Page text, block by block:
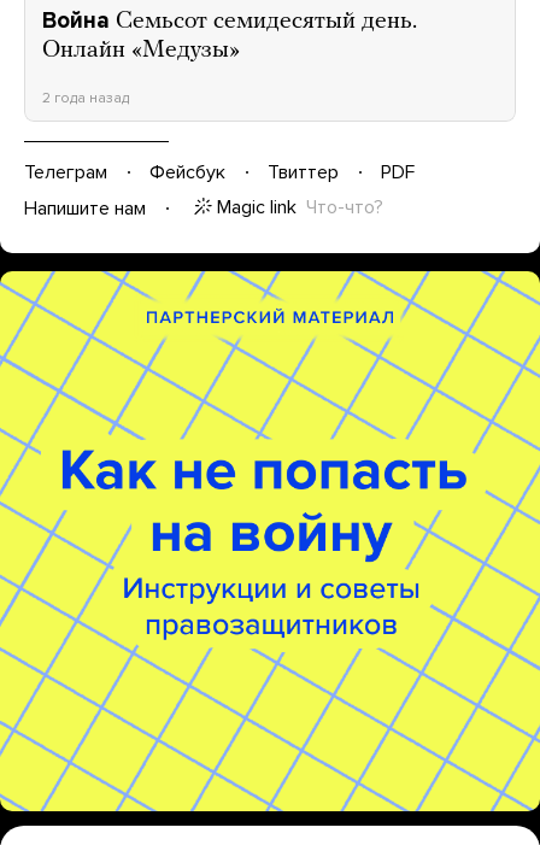
Война Семьсот семидесятый день.
Онлайн «Медузы»
2 года назад
Телеграм Фейсбук Твиттер
PDF
Напишите нам
Magic link Что-что?